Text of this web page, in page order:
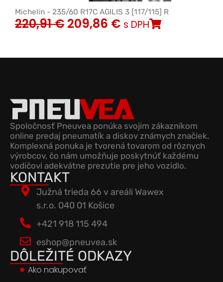
Michelin - 235/60 R17C AGILIS 3 [117/115] R
220,91€ 209,86 € s DPH
Spoločnosť Pneuvea ponúka svojim zákazníkom
online predaj pneumatík a diskov známych značiek.
Komplexná ponuka je tvorená tovarom od rôznych
výrobcov, čo nám umožňuje poskytnúť každému
vodičovi adekvátne prezutie pre jeho vozidlo.
KONTAKT
Južná trieda 66 v areáli Wawex
s.r.o. 040 01 Košice
+421 918 115 494
eshop@pneuvea.sk
DÔLEŽITÉ ODKAZY
Ako nakupovať